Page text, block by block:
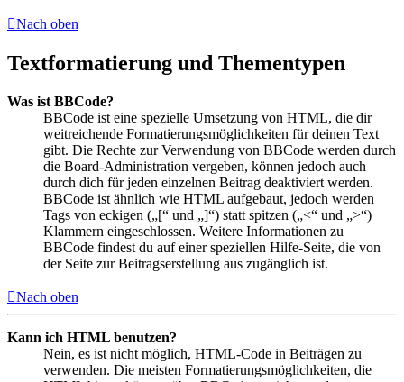
Nach oben
Textformatierung und Thementypen
Was ist BBCode?
BBCode ist eine spezielle Umsetzung von HTML, die dir
weitreichende Formatierungsmöglichkeiten für deinen Text
gibt. Die Rechte zur Verwendung von BBCode werden durch
die Board-Administration vergeben, können jedoch auch
durch dich für jeden einzelnen Beitrag deaktiviert werden.
BBCode ist ähnlich wie HTML aufgebaut, jedoch werden
Tags von eckigen („[“ und „]“) statt spitzen („<“ und „>“)
Klammern eingeschlossen. Weitere Informationen zu
BBCode findest du auf einer speziellen Hilfe-Seite, die von
der Seite zur Beitragserstellung aus zugänglich ist.
Nach oben
Kann ich HTML benutzen?
Nein, es ist nicht möglich, HTML-Code in Beiträgen zu
verwenden. Die meisten Formatierungsmöglichkeiten, die